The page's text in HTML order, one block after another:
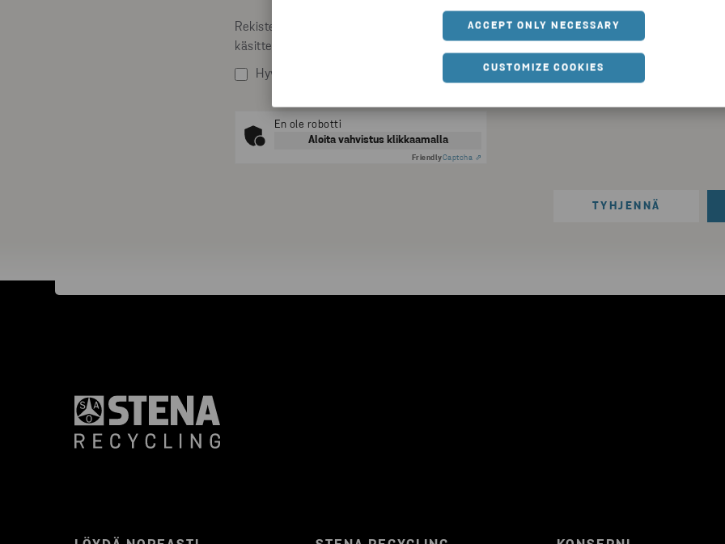
ACCEPT ONLY NECESSARY
CUSTOMIZE COOKIES
Rekisteröitymällä Stena Metall Groupin digitaalisiin kanaviin, annat suostumuksen
käsittelyyn
Hyväksyn yllä mainitut ehdot
En ole robotti
Aloita vahvistus klikkaamalla
FriendlyCaptcha ⇗